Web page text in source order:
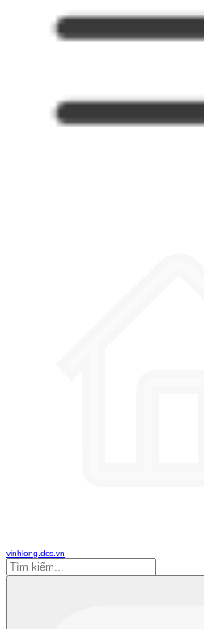
vinhlong.dcs.vn